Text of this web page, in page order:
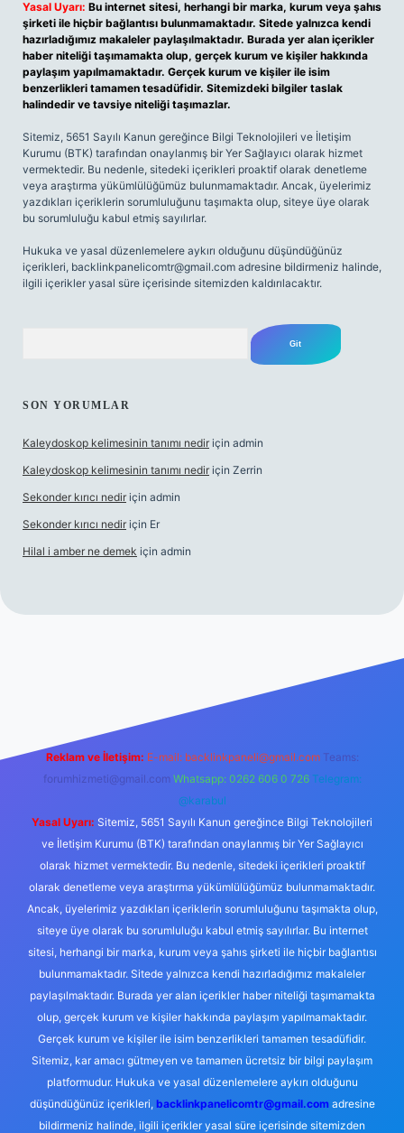
Yasal Uyarı: Bu internet sitesi, herhangi bir marka, kurum veya şahıs
şirketi ile hiçbir bağlantısı bulunmamaktadır. Sitede yalnızca kendi
hazırladığımız makaleler paylaşılmaktadır. Burada yer alan içerikler
haber niteliği taşımamakta olup, gerçek kurum ve kişiler hakkında
paylaşım yapılmamaktadır. Gerçek kurum ve kişiler ile isim
benzerlikleri tamamen tesadüfidir. Sitemizdeki bilgiler taslak
halindedir ve tavsiye niteliği taşımazlar.
Sitemiz, 5651 Sayılı Kanun gereğince Bilgi Teknolojileri ve İletişim
Kurumu (BTK) tarafından onaylanmış bir Yer Sağlayıcı olarak hizmet
vermektedir. Bu nedenle, sitedeki içerikleri proaktif olarak denetleme
veya araştırma yükümlülüğümüz bulunmamaktadır. Ancak, üyelerimiz
yazdıkları içeriklerin sorumluluğunu taşımakta olup, siteye üye olarak
bu sorumluluğu kabul etmiş sayılırlar.
Hukuka ve yasal düzenlemelere aykırı olduğunu düşündüğünüz
içerikleri, backlinkpanelicomtr@gmail.com adresine bildirmeniz halinde,
ilgili içerikler yasal süre içerisinde sitemizden kaldırılacaktır.
SON YORUMLAR
Kaleydoskop kelimesinin tanımı nedir için admin
Kaleydoskop kelimesinin tanımı nedir için Zerrin
Sekonder kırıcı nedir için admin
Sekonder kırıcı nedir için Er
Hilal i amber ne demek için admin
Reklam ve İletişim: E-mail: backlinkpaneli@gmail.com Teams:
forumhizmeti@gmail.com Whatsapp: 0262 606 0 726 Telegram:
@karabul
Yasal Uyarı: Sitemiz, 5651 Sayılı Kanun gereğince Bilgi Teknolojileri
ve İletişim Kurumu (BTK) tarafından onaylanmış bir Yer Sağlayıcı
olarak hizmet vermektedir. Bu nedenle, sitedeki içerikleri proaktif
olarak denetleme veya araştırma yükümlülüğümüz bulunmamaktadır.
Ancak, üyelerimiz yazdıkları içeriklerin sorumluluğunu taşımakta olup,
siteye üye olarak bu sorumluluğu kabul etmiş sayılırlar. Bu internet
sitesi, herhangi bir marka, kurum veya şahıs şirketi ile hiçbir bağlantısı
bulunmamaktadır. Sitede yalnızca kendi hazırladığımız makaleler
paylaşılmaktadır. Burada yer alan içerikler haber niteliği taşımamakta
olup, gerçek kurum ve kişiler hakkında paylaşım yapılmamaktadır.
Gerçek kurum ve kişiler ile isim benzerlikleri tamamen tesadüfidir.
Sitemiz, kar amacı gütmeyen ve tamamen ücretsiz bir bilgi paylaşım
platformudur. Hukuka ve yasal düzenlemelere aykırı olduğunu
düşündüğünüz içerikleri, backlinkpanelicomtr@gmail.comadresine
bildirmeniz halinde, ilgili içerikler yasal süre içerisinde sitemizden